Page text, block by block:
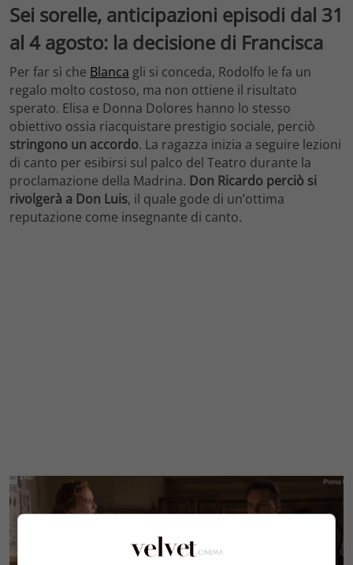
Sei sorelle, anticipazioni episodi dal 31
al 4 agosto: la decisione di Francisca
Per far sì che Blanca gli si conceda, Rodolfo le fa un
regalo molto costoso, ma non ottiene il risultato
sperato. Elisa e Donna Dolores hanno lo stesso
obiettivo ossia riacquistare prestigio sociale, perciò
stringono un accordo. La ragazza inizia a seguire lezioni
di canto per esibirsi sul palco del Teatro durante la
proclamazione della Madrina. Don Ricardo perciò si
rivolgerà a Don Luis, il quale gode di un’ottima
reputazione come insegnante di canto.